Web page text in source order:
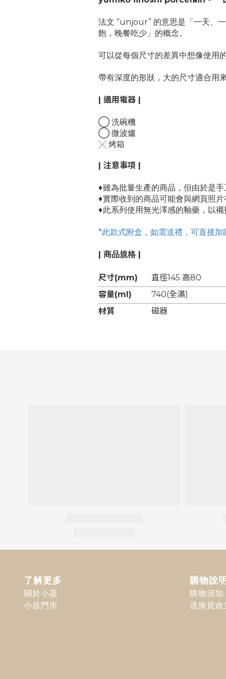
法文 ”unjour” 的意思是「一天、
飽，晚餐吃少」的概念。
可以從每個尺寸的差異中想像使
帶有深度的形狀，大的尺寸適合用
| 適用電器 |
◯ 洗碗機
◯ 微波爐
╳ 烤箱
| 注意事項 |
♦雖為批量生產的商品，但由於是
♦實際收到的商品可能會與網頁照
♦此系列使用無光澤感的釉藥，以
*此款式附盒，如需送禮，可直接
| 商品規格 |
尺寸(mm)
直徑145 高80
容量(ml)
740(全滿)
材質
磁器
了解更多
關於小器
小器門市
購物說明
購物須知
退換貨政